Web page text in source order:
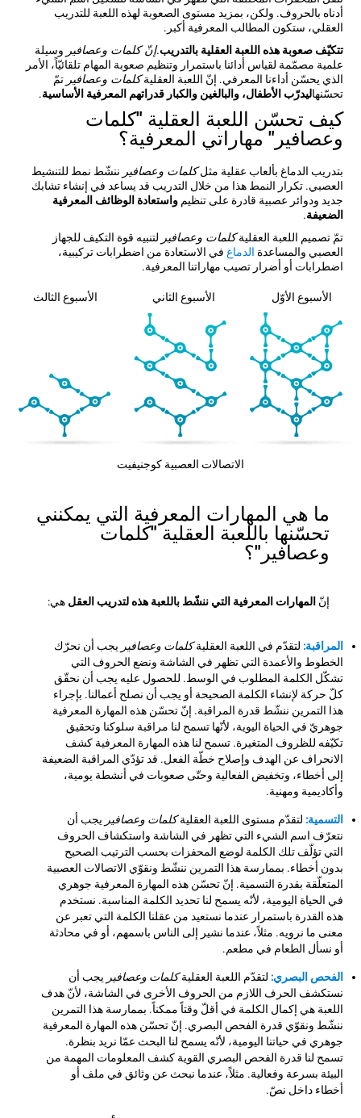
أدناه بالحروف. ولكن، بمزيد مستوى الصعوبة لهذه اللعبة للتدريب
العقلي، ستكون المطالب المعرفية أكبر.
تتكيّف صعوبة هذه اللعبة العقلية بالتدريب.إنّ كلمات وعصافير وسيلة
علمية مصمّمة لقياس أدائنا باستمرار وتنظيم صعوبة المهام تلقائيّاً، الأمر
الذي يحسّن أداءنا المعرفي. إنّ اللعبة العقليةكلمات وعصافير تمّ
تحسّنهاليدرّب الأطفال، والبالغين والكبار قدراتهم المعرفية الأساسية.
كيف تحسّن اللعبة العقلية "كلمات
وعصافير" مهاراتي المعرفية؟
بتدريب الدماغ بألعاب عقلية مثلكلمات وعصافير ننشّط نمط للتنشيط
العصبي. تكرار النمط هذا من خلال التدريب قد يساعد في إنشاء تشابك
جديد ودوائر عصبية قادرة على تنظيمواستعادة الوظائف المعرفية
الضعيفة.
تمّ تصميم اللعبة العقليةكلمات وعصافير لتنبيه قوة التكيف للجهاز
العصبي والمساعدة الدماغ في الاستعادة من اضطرابات تركيبية،
اضطرابات أو أضرار تصيب مهاراتنا المعرفية.
الأسبوع الأوّل الأسبوع الثاني الأسبوع الثالث
الاتصالات العصبية كوجنيفيت
ما هي المهارات المعرفية التي يمكنني
تحسّنها باللعبة العقلية "كلمات
وعصافير"؟
إنّ المهارات المعرفية التي ننشّط باللعبة هذه لتدريب العقل هي:
المراقبة: لتقدّم في اللعبة العقليةكلمات وعصافير يجب أن نحرّك
الخطوط والأعمدة التي تظهر في الشاشة ونضع الحروف التي
تشكّل الكلمة المطلوب في الوسط. للحصول عليه يجب أن نحقّق
كلّ حركة لإنشاء الكلمة الصحيحة أو يجب أن نصلح أعمالنا. بإجراء
هذا التمرين ننشّط قدرة المراقبة. إنّ تحسّن هذه المهارة المعرفية
جوهريّ في الحياة اليوية، لأنّها تسمح لنا مراقبة سلوكنا وتحقيق
تكيّفه للظروف المتغيرة. تسمح لنا هذه المهارة المعرفية كشف
الانحراف عن الهدف وإصلاح خطّة الفعل. قد تؤدّي المراقبة الضعيفة
إلى أخطاء، وتخفيض الفعالية وحتّى صعوبات في أنشطة يومية،
وأكاديمية ومهنية.
التسمية: لتقدّم مستوى اللعبة العقليةكلمات وعصافير يجب أن
نتعرّف اسم الشيء التي تظهر في الشاشة واستكشاف الحروف
التي تؤلّف تلك الكلمة لوضع المحفزات بحسب الترتيب الصحيح
بدون أخطاء. بممارسة هذا التمرين ننشّط ونقوّي الاتصالات العصبية
المتعلّقة بقدرة التسمية. إنّ تحسّن هذه المهارة المعرفية جوهري
في الحياة اليومية، لأنّه يسمح لنا تحديد الكلمة المناسبة. نستخدم
هذه القدرة باستمرار عندما نستعيد من عقلنا الكلمة التي تعبر عن
معنى ما نرويه. مثلاً، عندما نشير إلى الناس باسمهم، أو في محادثة
أو نسأل الطعام في مطعم.
الفحص البصري: لتقدّم اللعبة العقليةكلمات وعصافير يجب أن
نستكشف الحرف اللازم من الحروف الأخرى في الشاشة، لأنّ هدف
اللعبة هي إكمال الكلمة في أقلّ وقتاً ممكناً. بممارسة هذا التمرين
ننشّط ونقوّي قدرة الفحص البصري. إنّ تحسّن هذه المهارة المعرفية
جوهري في حياتنا اليومية، لأنّه يسمح لنا البحث عمّا نريد بنظرة.
تسمح لنا قدرة الفحص البصري القوية كشف المعلومات المهمة من
البيئة بسرعة وفعالية. مثلاً، عندما نبحث عن وثائق في ملف أو
أخطاء داخل نصّ.